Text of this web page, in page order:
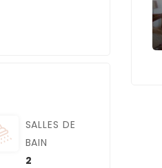
SALLES DE
BAIN
2